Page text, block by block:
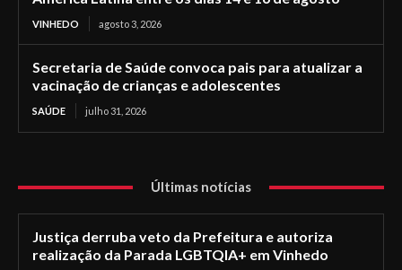
VINHEDO agosto 3, 2026
Secretaria de Saúde convoca pais para atualizar a
vacinação de crianças e adolescentes
SAÚDE julho 31, 2026
Últimas notícias
Justiça derruba veto da Prefeitura e autoriza
realização da Parada LGBTQIA+ em Vinhedo